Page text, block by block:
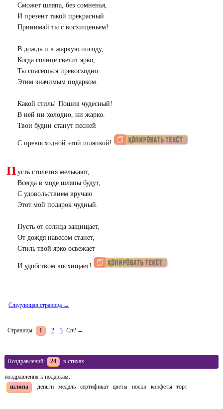
Сможет шляпа, без сомненья,
И презент такой прекрасный
Принимай ты с восхищеньем!
В дождь и в жаркую погоду,
Когда солнце светит ярко,
Ты спасёшься превосходно
Этим значимым подарком.
Какой стиль! Пошив чудесный!
В ней ни холодно, ни жарко.
Твои будни станут песней
С превосходной этой шляпкой!
П усть столетия мелькают,
Всегда в моде шляпы будут,
С удовольствием вручаю
Этот мой подарок чудный.
Пусть от солнца защищает,
От дождя навесом станет,
Стиль твой ярко освежает
И удобством восхищает!
Следующая страница →
Страницы: 1 2 3 Ctrl →
Поздравлений: 24 в стихах.
поздравления к подаркам:
шляпа
деньги медаль сертификат цветы носки конфеты торт